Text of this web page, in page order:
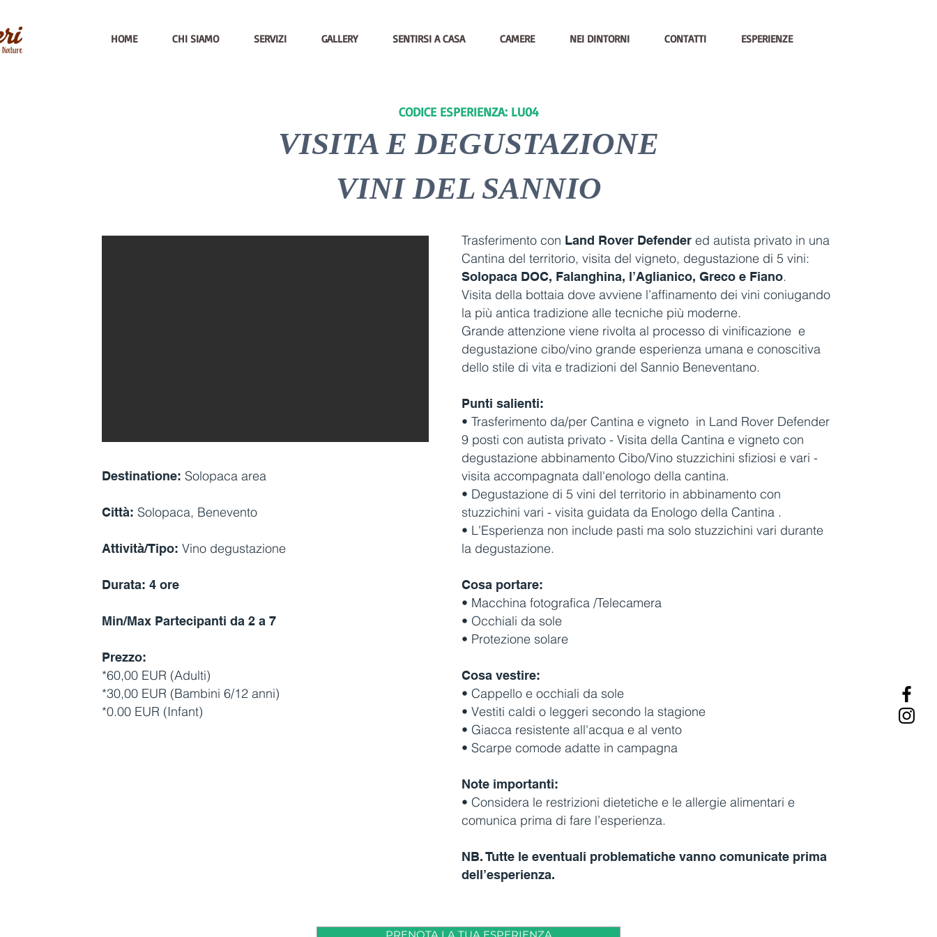
HOME CHI SIAMO SERVIZI GALLERY SENTIRSI A CASA CAMERE NEI DINTORNI CONTATTI ESPERIENZE
CODICE ESPERIENZA: LU04
VISITA E DEGUSTAZIONE
VINI DEL SANNIO
Destinatione: Solopaca area
Città: Solopaca, Benevento
Attività/Tipo: Vino degustazione
Durata: 4 ore
Min/Max Partecipanti da 2 a 7
Prezzo:
*60,00 EUR (Adulti)
*30,00 EUR (Bambini 6/12 anni)
*0.00 EUR (Infant)
Trasferimento con Land Rover Defender ed autista privato in una
Cantina del territorio, visita del vigneto, degustazione di 5 vini:
Solopaca DOC, Falanghina, l’Aglianico, Greco e Fiano.
Visita della bottaia dove avviene l’affinamento dei vini coniugando
la più antica tradizione alle tecniche più moderne.
Grande attenzione viene rivolta al processo di vinificazione e
degustazione cibo/vino grande esperienza umana e conoscitiva
dello stile di vita e tradizioni del Sannio Beneventano.
Punti salienti:
• Trasferimento da/per Cantina e vigneto in Land Rover Defender
9 posti con autista privato - Visita della Cantina e vigneto con
degustazione abbinamento Cibo/Vino stuzzichini sfiziosi e vari -
visita accompagnata dall'enologo della cantina.
• Degustazione di 5 vini del territorio in abbinamento con
stuzzichini vari - visita guidata da Enologo della Cantina .
• L'Esperienza non include pasti ma solo stuzzichini vari durante
la degustazione.
Cosa portare:
• Macchina fotografica /Telecamera
• Occhiali da sole
• Protezione solare
Cosa vestire:
• Cappello e occhiali da sole
• Vestiti caldi o leggeri secondo la stagione
• Giacca resistente all'acqua e al vento
• Scarpe comode adatte in campagna
Note importanti:
• Considera le restrizioni dietetiche e le allergie alimentari e
comunica prima di fare l’esperienza.
NB. Tutte le eventuali problematiche vanno comunicate prima
dell’esperienza.